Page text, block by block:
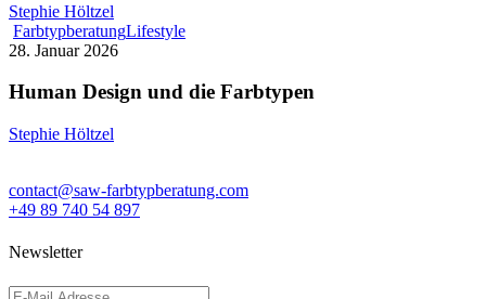
Stephie Höltzel
FarbtypberatungLifestyle
28. Januar 2026
Human Design und die Farbtypen
Stephie Höltzel
contact@saw-farbtypberatung.com
+49 89 740 54 897
Newsletter